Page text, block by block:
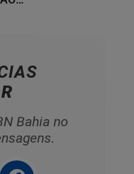
Bahia no